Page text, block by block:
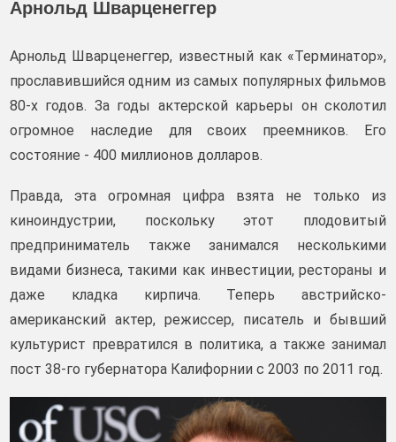
Арнольд Шварценеггер
Арнольд Шварценеггер, известный как «Терминатор»,
прославившийся одним из самых популярных фильмов
80-х годов. За годы актерской карьеры он сколотил
огромное наследие для своих преемников. Его
состояние - 400 миллионов долларов.
Правда, эта огромная цифра взята не только из
киноиндустрии, поскольку этот плодовитый
предприниматель также занимался несколькими
видами бизнеса, такими как инвестиции, рестораны и
даже кладка кирпича. Теперь австрийско-
американский актер, режиссер, писатель и бывший
культурист превратился в политика, а также занимал
пост 38-го губернатора Калифорнии с 2003 по 2011 год.